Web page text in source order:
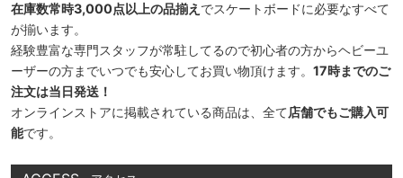
在庫数常時3,000点以上の品揃え でスケートボードに必要なすべて
が揃います。
経験豊富な専門スタッフが常駐してるので初心者の方からヘビーユ
ーザーの方までいつでも安心してお買い物頂けます。 17時までのご
注文は当日発送！
オンラインストアに掲載されている商品は、全て店舗でもご購入可
能です。